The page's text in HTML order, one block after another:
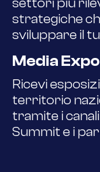
settori più
strategiche
sviluppare il
Media
Ricevi
territorio
tramite i
Summit e i